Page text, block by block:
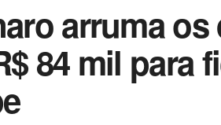
arruma os
84 mil para